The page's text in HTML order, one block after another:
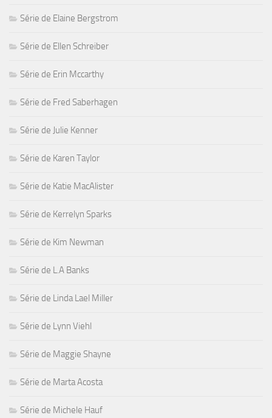
Série de Elaine Bergstrom
Série de Ellen Schreiber
Série de Erin Mccarthy
Série de Fred Saberhagen
Série de Julie Kenner
Série de Karen Taylor
Série de Katie MacAlister
Série de Kerrelyn Sparks
Série de Kim Newman
Série de L.A Banks
Série de Linda Lael Miller
Série de Lynn Viehl
Série de Maggie Shayne
Série de Marta Acosta
Série de Michele Hauf